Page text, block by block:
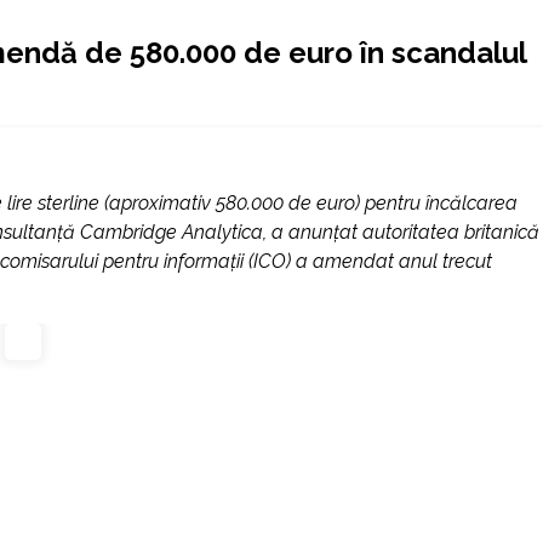
de 580.000 de euro în scandalul
sterline (aproximativ 580.000 de euro) pentru încălcarea
Cambridge Analytica, a anunțat autoritatea
pentru informații (ICO) a amendat anul trecut